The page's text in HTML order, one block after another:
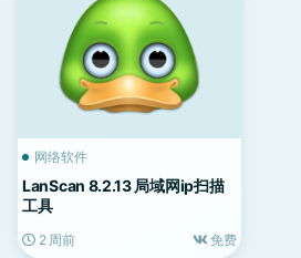
网络软件
LanScan 8.2.13 局域网ip扫描
工具
2 周前 免费